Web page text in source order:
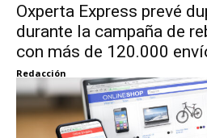
Oxperta Express prevé
durante la campaña de
con más de 120.000
Redacción